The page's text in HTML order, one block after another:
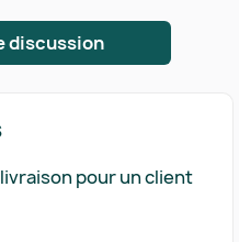
discussion
pour un client